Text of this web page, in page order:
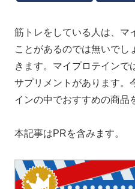
筋トレをしている人は、マ
ことがあるのでは無いで
きます。マイプロテインで
サプリメントがあります。
インの中でおすすめの商品
本記事はPRを含みます。